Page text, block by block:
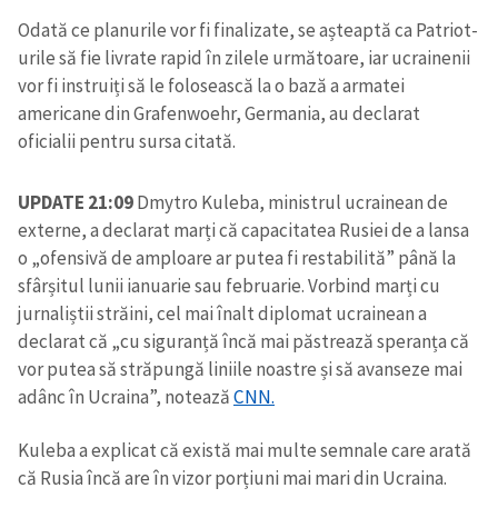
Odată ce planurile vor fi finalizate, se așteaptă ca Patriot-
urile să fie livrate rapid în zilele următoare, iar ucrainenii
vor fi instruiți să le folosească la o bază a armatei
americane din Grafenwoehr, Germania, au declarat
oficialii pentru sursa citată.
UPDATE 21:09Dmytro Kuleba, ministrul ucrainean de
externe, a declarat marți că capacitatea Rusiei de a lansa
o „ofensivă de amploare ar putea fi restabilită” până la
sfârșitul lunii ianuarie sau februarie. Vorbind marți cu
jurnaliștii străini, cel mai înalt diplomat ucrainean a
declarat că „cu siguranță încă mai păstrează speranța că
vor putea să străpungă liniile noastre și să avanseze mai
adânc în Ucraina”, noteazăCNN.
Kuleba a explicat că există mai multe semnale care arată
că Rusia încă are în vizor porțiuni mai mari din Ucraina.